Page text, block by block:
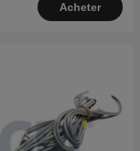
Acheter